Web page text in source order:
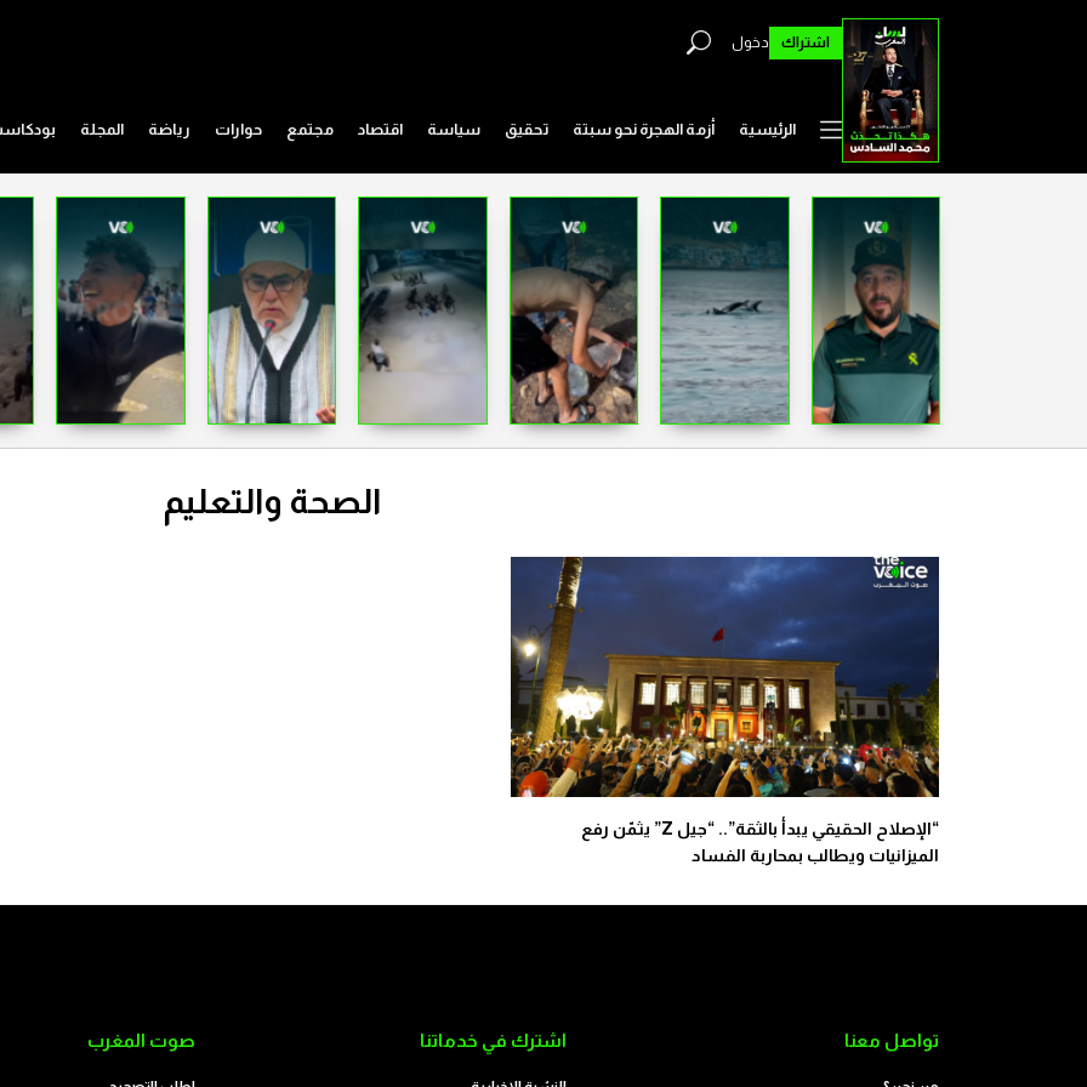
اشتراك دخول
الرئيسية أزمة الهجرة نحو سبتة تحقيق سياسة اقتصاد مجتمع حوارات رياضة المجلة
الصحة والتعليم
“الإصلاح الحقيقي يبدأ بالثقة”.. “جيل Z” يثمّن رفع
الميزانيات ويطالب بمحاربة الفساد
تواصل معنا اشترك في خدماتنا صوت المغرب